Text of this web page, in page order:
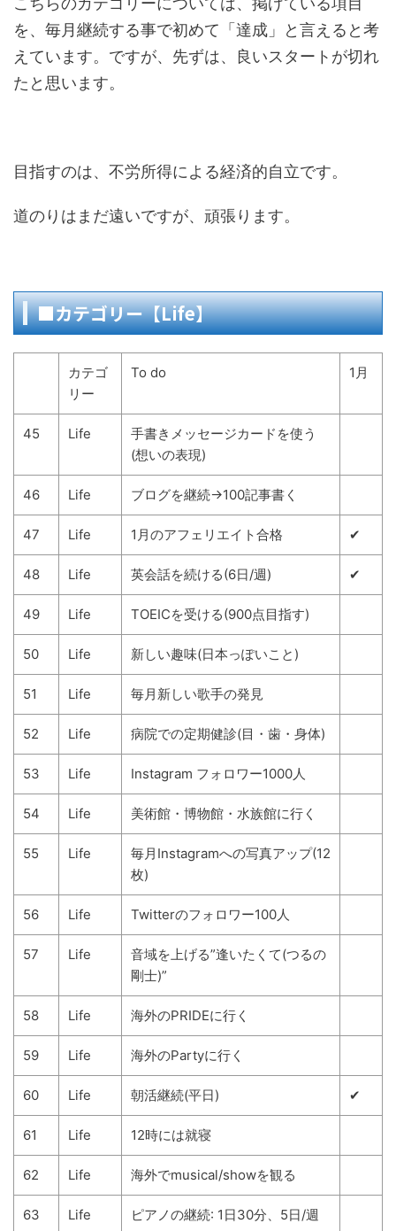
を、毎月継続する事で初めて「達成」と言えると考
えています。ですが、先ずは、良いスタートが切れ
たと思います。
目指すのは、不労所得による経済的自立です。
道のりはまだ遠いですが、頑張ります。
■カテゴリー【Life】
カテゴ
リー
To do 1月
45 Life
手書きメッセージカードを使う
(想いの表現)
46 Life ブログを継続→100記事書く
47 Life 1月のアフェリエイト合格 ✔
48 Life 英会話を続ける(6日/週) ✔
49 Life TOEICを受ける(900点目指す)
50 Life 新しい趣味(日本っぽいこと)
51 Life 毎月新しい歌手の発見
52 Life 病院での定期健診(目・歯・身体)
53 Life Instagram フォロワー1000人
54 Life 美術館・博物館・水族館に行く
55 Life
毎月Instagramへの写真アップ(12
枚)
56 Life Twitterのフォロワー100人
57 Life
音域を上げる”逢いたくて(つるの
剛士)”
58 Life 海外のPRIDEに行く
59 Life 海外のPartyに行く
60 Life 朝活継続(平日) ✔
61 Life 12時には就寝
62 Life 海外でmusical/showを観る
63 Life ピアノの継続: 1日30分、5日/週